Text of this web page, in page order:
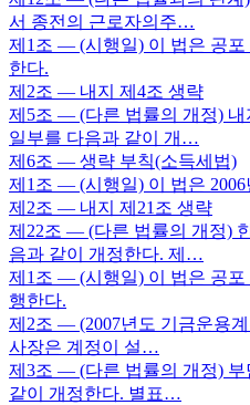
서 종전의 근로자의주…
제1조 — (시행일) 이 법은 공포
한다.
제2조 — 내지 제4조 생략
제5조 — (다른 법률의 개정) 내
일부를 다음과 같이 개…
제6조 — 생략 부칙(소득세법)
제1조 — (시행일) 이 법은 2006
제2조 — 내지 제21조 생략
제22조 — (다른 법률의 개정)
음과 같이 개정한다. 제…
제1조 — (시행일) 이 법은 공포
행한다.
제2조 — (2007년도 기금운용
사장은 계정이 설…
제3조 — (다른 법률의 개정) 부
같이 개정한다. 별표…